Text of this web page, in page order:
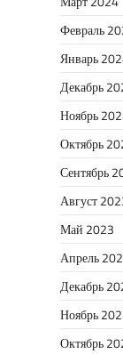
Февраль
Январь
Декабрь
Ноябрь
Октябрь
Сентябрь
Август
Май 2023
Апрель
Декабрь
Ноябрь
Октябрь